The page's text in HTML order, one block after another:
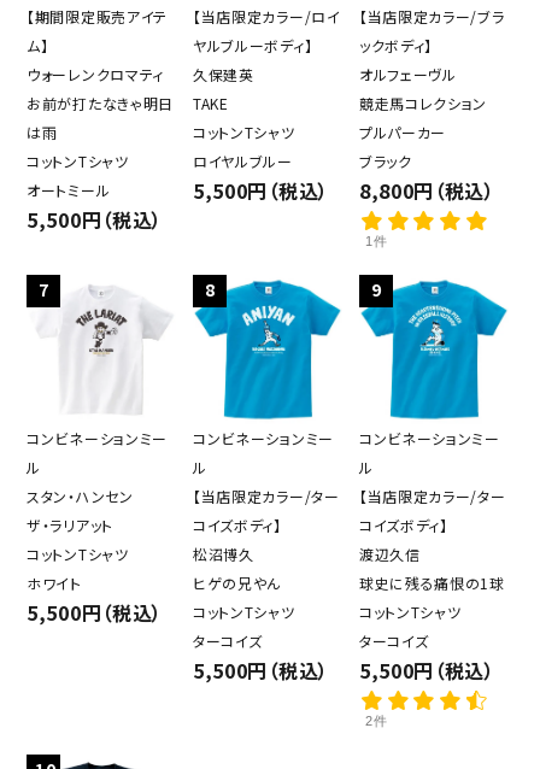
【期間限定販売アイテ
ム】
ウォーレンクロマティ
お前が打たなきゃ明日
は雨
コットンTシャツ
オートミール
5,500円（税込）
【当店限定カラー/ロイ
ヤルブルーボディ】
久保建英
TAKE
コットンTシャツ
ロイヤルブルー
5,500円（税込）
【当店限定カラー/ブラ
ックボディ】
オルフェーヴル
競走馬コレクション
プルパーカー
ブラック
8,800円（税込）
1件
7
コンビネーションミー
ル
スタン・ハンセン
ザ・ラリアット
コットンTシャツ
ホワイト
5,500円（税込）
8
コンビネーションミー
ル
【当店限定カラー/ター
コイズボディ】
松沼博久
ヒゲの兄やん
コットンTシャツ
ターコイズ
5,500円（税込）
9
コンビネーションミー
ル
【当店限定カラー/ター
コイズボディ】
渡辺久信
球史に残る痛恨の1球
コットンTシャツ
ターコイズ
5,500円（税込）
2件